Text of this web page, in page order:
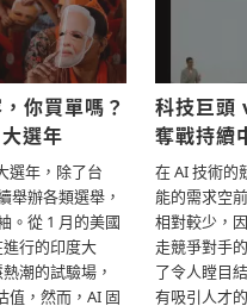
你買單嗎？
選年
選年，除了台
舉辦各類選舉，
。從 1 月的美國
行的印度大
潮的試驗場，
值，然而，AI 固
科技巨頭
奪戰持續
在 AI 技術的
能的需求空
相對較少，
走競爭對手
了令人瞠目
有吸引人才